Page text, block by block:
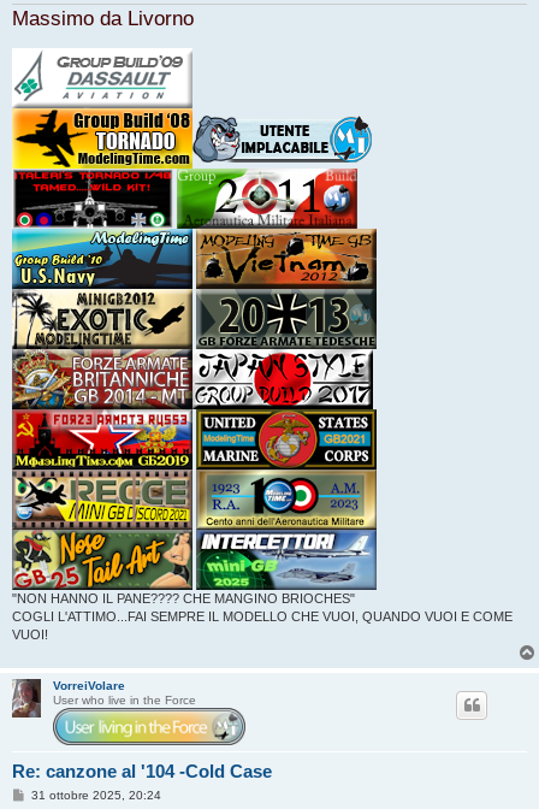
Massimo da Livorno
"NON HANNO IL PANE???? CHE MANGINO BRIOCHES"
COGLI L'ATTIMO...FAI SEMPRE IL MODELLO CHE VUOI, QUANDO VUOI E COME
VUOI!
VorreiVolare
User who live in the Force
Re: canzone al '104 -Cold Case
M31 ottobre 2025, 20:24